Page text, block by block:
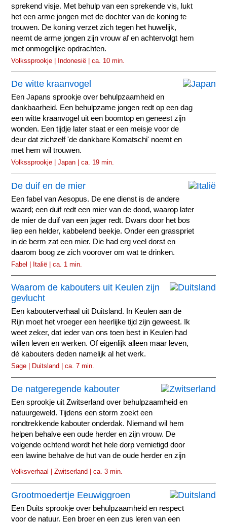
sprekend visje. Met behulp van een sprekende vis, lukt
het een arme jongen met de dochter van de koning te
trouwen. De koning verzet zich tegen het huwelijk,
neemt de arme jongen zijn vrouw af en achtervolgt hem
met onmogelijke opdrachten.
Volkssprookje | Indonesië | ca. 10 min.
De witte kraanvogel
Een Japans sprookje over behulpzaamheid en
dankbaarheid. Een behulpzame jongen redt op een dag
een witte kraanvogel uit een boomtop en geneest zijn
wonden. Een tijdje later staat er een meisje voor de
deur dat zichzelf 'de dankbare Komatschi' noemt en
met hem wil trouwen.
Volkssprookje | Japan | ca. 19 min.
De duif en de mier
Een fabel van Aesopus. De ene dienst is de andere
waard; een duif redt een mier van de dood, waarop later
de mier de duif van een jager redt. Dwars door het bos
liep een helder, kabbelend beekje. Onder een grasspriet
in de berm zat een mier. Die had erg veel dorst en
daarom boog ze zich voorover om wat te drinken.
Fabel | Italië | ca. 1 min.
Waarom de kabouters uit Keulen zijn
gevlucht
Een kabouterverhaal uit Duitsland. In Keulen aan de
Rijn moet het vroeger een heerlijke tijd zijn geweest. Ik
weet zeker, dat ieder van ons toen best in Keulen had
willen leven en werken. Of eigenlijk alleen maar leven,
dé kabouters deden namelijk al het werk.
Sage | Duitsland | ca. 7 min.
De natgeregende kabouter
Een sprookje uit Zwitserland over behulpzaamheid en
natuurgeweld. Tijdens een storm zoekt een
rondtrekkende kabouter onderdak. Niemand wil hem
helpen behalve een oude herder en zijn vrouw. De
volgende ochtend wordt het hele dorp vernietigd door
een lawine behalve de hut van de oude herder en zijn
Volksverhaal | Zwitserland | ca. 3 min.
Grootmoedertje Eeuwiggroen
Een Duits sprookje over behulpzaamheid en respect
voor de natuur. Een broer en een zus leren van een